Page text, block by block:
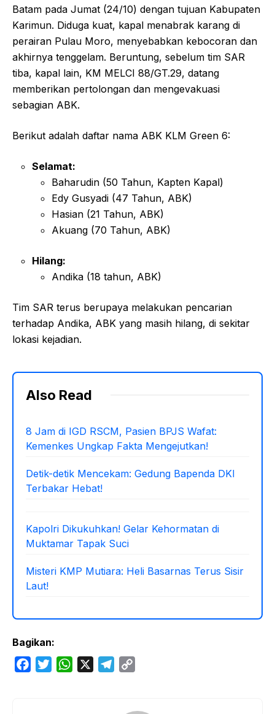
Batam pada Jumat (24/10) dengan tujuan Kabupaten
Karimun. Diduga kuat, kapal menabrak karang di
perairan Pulau Moro, menyebabkan kebocoran dan
akhirnya tenggelam. Beruntung, sebelum tim SAR
tiba, kapal lain, KM MELCI 88/GT.29, datang
memberikan pertolongan dan mengevakuasi
sebagian ABK.
Berikut adalah daftar nama ABK KLM Green 6:
Selamat:
Baharudin (50 Tahun, Kapten Kapal)
Edy Gusyadi (47 Tahun, ABK)
Hasian (21 Tahun, ABK)
Akuang (70 Tahun, ABK)
Hilang:
Andika (18 tahun, ABK)
Tim SAR terus berupaya melakukan pencarian
terhadap Andika, ABK yang masih hilang, di sekitar
lokasi kejadian.
Also Read
8 Jam di IGD RSCM, Pasien BPJS Wafat:
Kemenkes Ungkap Fakta Mengejutkan!
Detik-detik Mencekam: Gedung Bapenda DKI
Terbakar Hebat!
Kapolri Dikukuhkan! Gelar Kehormatan di
Muktamar Tapak Suci
Misteri KMP Mutiara: Heli Basarnas Terus Sisir
Laut!
Bagikan:
W